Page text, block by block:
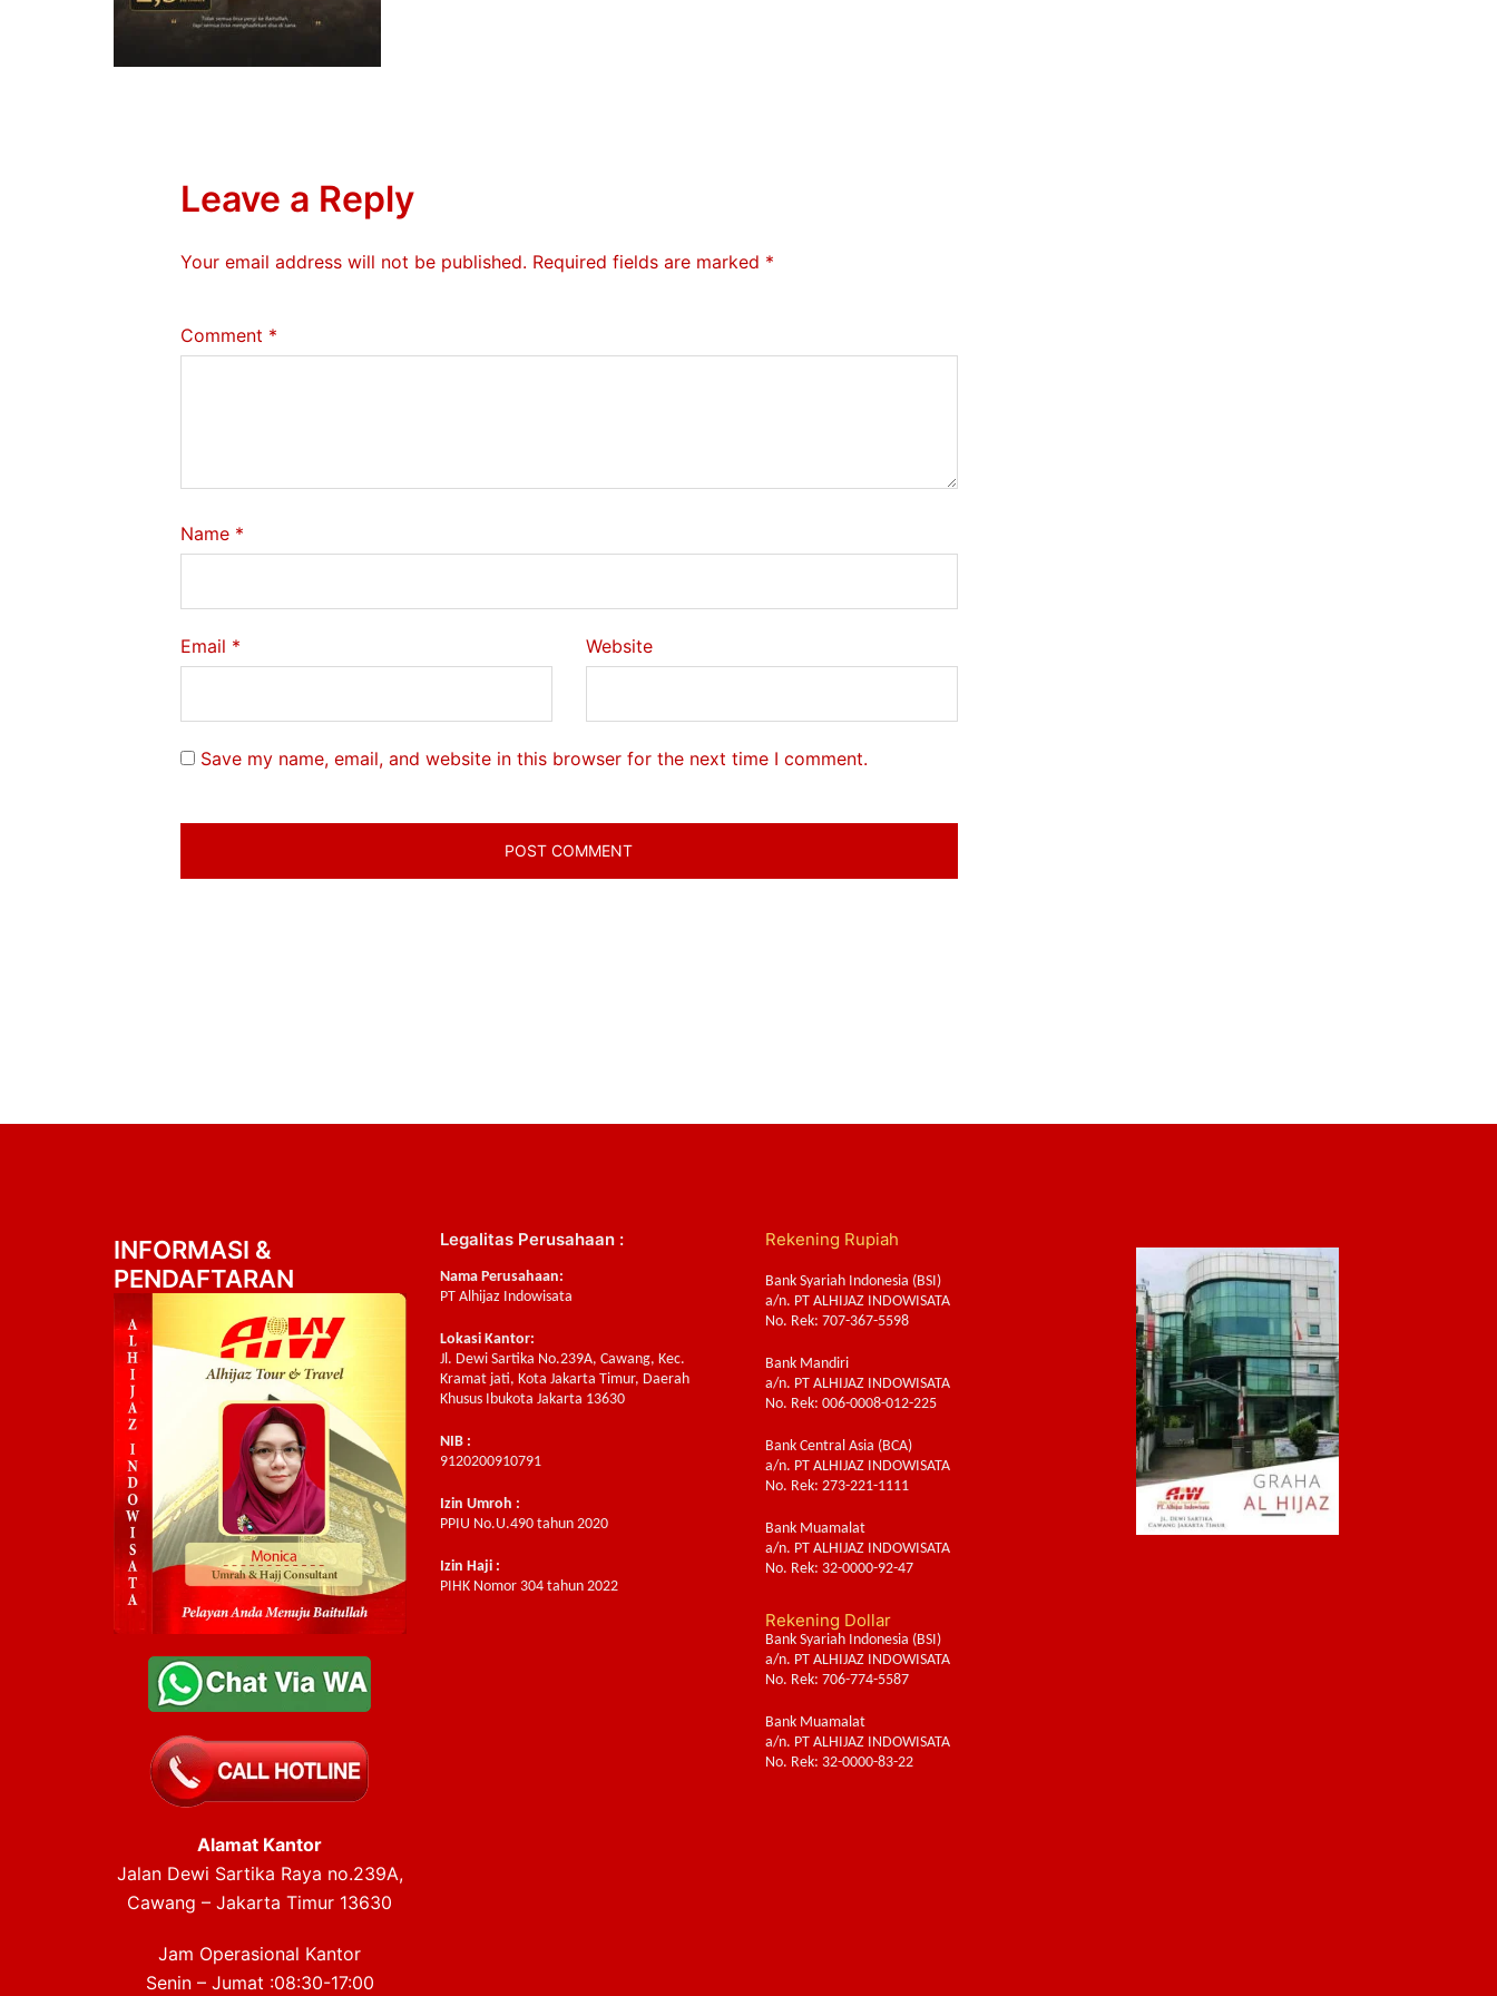
Leave a Reply
Your email address will not be published. Required fields are marked *
Comment *
Name *
Email * Website
Save my name, email, and website in this browser for the next time I comment.
INFORMASI &
PENDAFTARAN
Alamat Kantor
Jalan Dewi Sartika Raya no.239A,
Cawang – Jakarta Timur 13630
Jam Operasional Kantor
Senin – Jumat :08:30-17:00
Legalitas Perusahaan :
Nama Perusahaan:
PT Alhijaz Indowisata
Lokasi Kantor:
Jl. Dewi Sartika No.239A, Cawang, Kec.
Kramat jati, Kota Jakarta Timur, Daerah
Khusus Ibukota Jakarta 13630
NIB :
9120200910791
Izin Umroh :
PPIU No.U.490 tahun 2020
Izin Haji :
PIHK Nomor 304 tahun 2022
Rekening Rupiah
Bank Syariah Indonesia (BSI)
a/n. PT ALHIJAZ INDOWISATA
No. Rek: 707-367-5598
Bank Mandiri
a/n. PT ALHIJAZ INDOWISATA
No. Rek: 006-0008-012-225
Bank Central Asia (BCA)
a/n. PT ALHIJAZ INDOWISATA
No. Rek: 273-221-1111
Bank Muamalat
a/n. PT ALHIJAZ INDOWISATA
No. Rek: 32-0000-92-47
Rekening Dollar
Bank Syariah Indonesia (BSI)
a/n. PT ALHIJAZ INDOWISATA
No. Rek: 706-774-5587
Bank Muamalat
a/n. PT ALHIJAZ INDOWISATA
No. Rek: 32-0000-83-22